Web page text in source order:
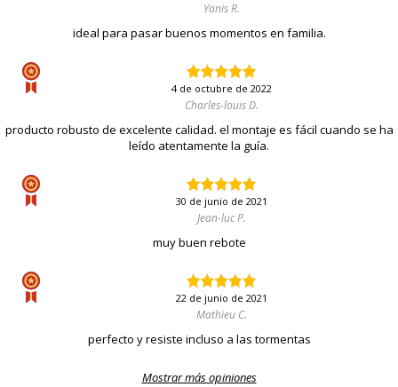
Yanis R.
ideal para pasar buenos momentos en familia.
4 de octubre de 2022
Charles-louis D.
producto robusto de excelente calidad. el montaje es fácil cuando se ha
leído atentamente la guía.
30 de junio de 2021
Jean-luc P.
muy buen rebote
22 de junio de 2021
Mathieu C.
perfecto y resiste incluso a las tormentas
Mostrar más opiniones